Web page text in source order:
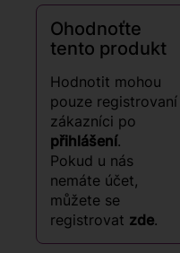
Ohodnoťte
tento produkt
Hodnotit mohou
pouze registrovaní
zákazníci po
přihlášení.
Pokud u nás
nemáte účet,
můžete se
registrovat zde.